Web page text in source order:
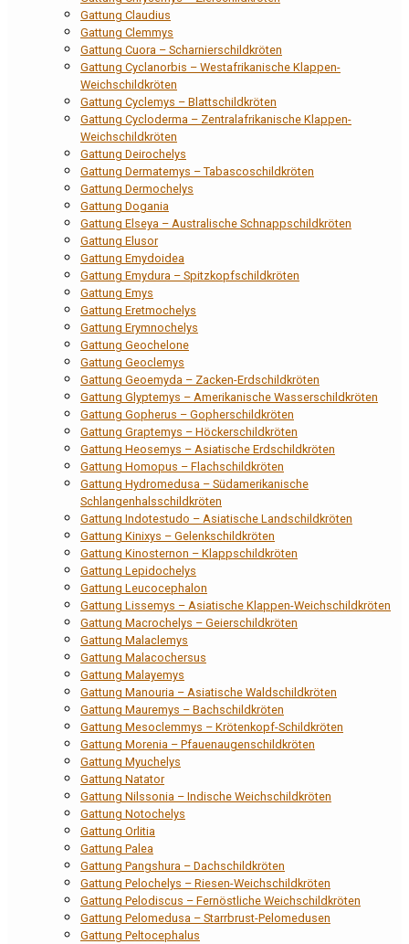
Gattung Claudius
Gattung Clemmys
Gattung Cuora – Scharnierschildkröten
Gattung Cyclanorbis – Westafrikanische Klappen-
Weichschildkröten
Gattung Cyclemys – Blattschildkröten
Gattung Cycloderma – Zentralafrikanische Klappen-
Weichschildkröten
Gattung Deirochelys
Gattung Dermatemys – Tabascoschildkröten
Gattung Dermochelys
Gattung Dogania
Gattung Elseya – Australische Schnappschildkröten
Gattung Elusor
Gattung Emydoidea
Gattung Emydura – Spitzkopfschildkröten
Gattung Emys
Gattung Eretmochelys
Gattung Erymnochelys
Gattung Geochelone
Gattung Geoclemys
Gattung Geoemyda – Zacken-Erdschildkröten
Gattung Glyptemys – Amerikanische Wasserschildkröten
Gattung Gopherus – Gopherschildkröten
Gattung Graptemys – Höckerschildkröten
Gattung Heosemys – Asiatische Erdschildkröten
Gattung Homopus – Flachschildkröten
Gattung Hydromedusa – Südamerikanische
Schlangenhalsschildkröten
Gattung Indotestudo – Asiatische Landschildkröten
Gattung Kinixys – Gelenkschildkröten
Gattung Kinosternon – Klappschildkröten
Gattung Lepidochelys
Gattung Leucocephalon
Gattung Lissemys – Asiatische Klappen-Weichschildkröten
Gattung Macrochelys – Geierschildkröten
Gattung Malaclemys
Gattung Malacochersus
Gattung Malayemys
Gattung Manouria – Asiatische Waldschildkröten
Gattung Mauremys – Bachschildkröten
Gattung Mesoclemmys – Krötenkopf-Schildkröten
Gattung Morenia – Pfauenaugenschildkröten
Gattung Myuchelys
Gattung Natator
Gattung Nilssonia – Indische Weichschildkröten
Gattung Notochelys
Gattung Orlitia
Gattung Palea
Gattung Pangshura – Dachschildkröten
Gattung Pelochelys – Riesen-Weichschildkröten
Gattung Pelodiscus – Fernöstliche Weichschildkröten
Gattung Pelomedusa – Starrbrust-Pelomedusen
Gattung Peltocephalus